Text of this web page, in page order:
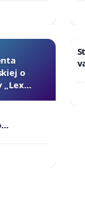
o
„Lex